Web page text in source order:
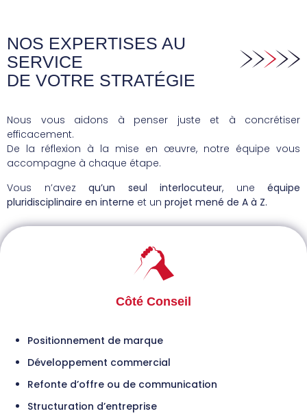
NOS EXPERTISES AU
SERVICE
DE VOTRE STRATÉGIE
Nous vous aidons à penser juste et à concrétiser
efficacement.
De la réflexion à la mise en œuvre, notre équipe vous
accompagne à chaque étape.
Vous n’avez qu’un seul interlocuteur, une équipe
pluridisciplinaire en interne et un projet mené de A à Z.
Côté Conseil
Positionnement de marque
Développement commercial
Refonte d’offre ou de communication
Structuration d’entreprise